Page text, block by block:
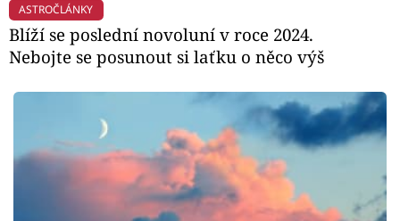
ASTROČLÁNKY
Blíží se poslední novoluní v roce 2024.
Nebojte se posunout si laťku o něco výš